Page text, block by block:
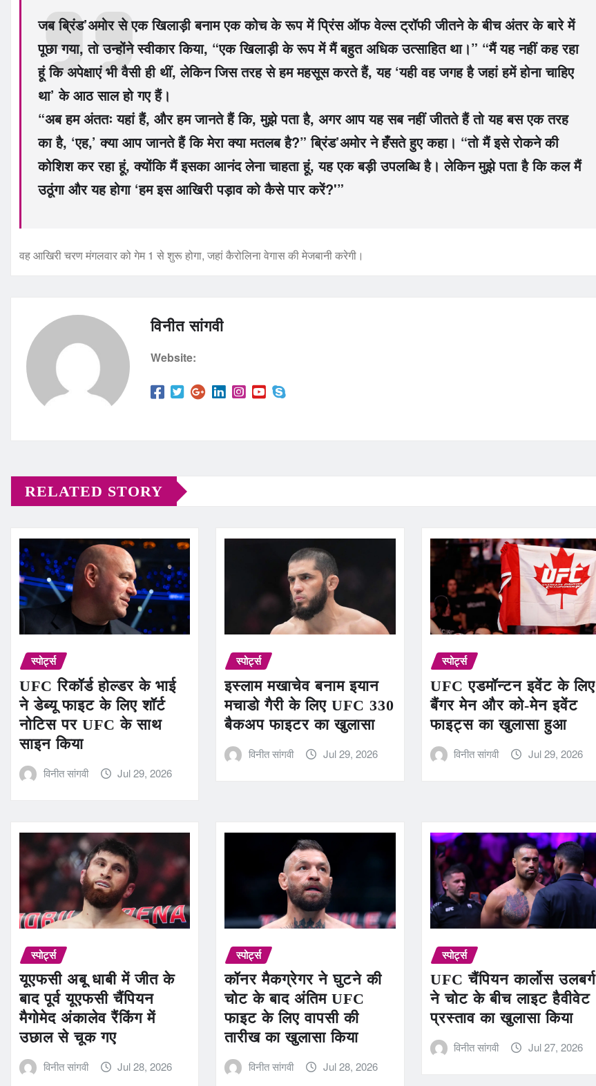
जब ब्रिंड’अमोर से एक खिलाड़ी बनाम एक कोच के रूप में प्रिंस ऑफ वेल्स ट्रॉफी जीतने के बीच अंतर के बारे में
पूछा गया, तो उन्होंने स्वीकार किया, “एक खिलाड़ी के रूप में मैं बहुत अधिक उत्साहित था।” “मैं यह नहीं कह रहा
हूं कि अपेक्षाएं भी वैसी ही थीं, लेकिन जिस तरह से हम महसूस करते हैं, यह ‘यही वह जगह है जहां हमें होना चाहिए
था’ के आठ साल हो गए हैं।
“अब हम अंततः यहां हैं, और हम जानते हैं कि, मुझे पता है, अगर आप यह सब नहीं जीतते हैं तो यह बस एक तरह
का है, ‘एह,’ क्या आप जानते हैं कि मेरा क्या मतलब है?” ब्रिंड’अमोर ने हँसते हुए कहा। “तो मैं इसे रोकने की
कोशिश कर रहा हूं, क्योंकि मैं इसका आनंद लेना चाहता हूं, यह एक बड़ी उपलब्धि है। लेकिन मुझे पता है कि कल मैं
उठूंगा और यह होगा ‘हम इस आखिरी पड़ाव को कैसे पार करें?'”
वह आखिरी चरण मंगलवार को गेम 1 से शुरू होगा, जहां कैरोलिना वेगास की मेजबानी करेगी।
विनीत सांगवी
Website:
RELATED STORY
स्पोर्ट्स
UFC रिकॉर्ड होल्डर के भाई
ने डेब्यू फाइट के लिए शॉर्ट
नोटिस पर UFC के साथ
साइन किया
विनीत सांगवी Jul 29, 2026
स्पोर्ट्स
इस्लाम मखाचेव बनाम इयान
मचाडो गैरी के लिए UFC 330
बैकअप फाइटर का खुलासा
विनीत सांगवी Jul 29, 2026
स्पोर्ट्स
UFC एडमॉन्टन इवेंट के लिए
बैंगर मेन और को-मेन इवेंट
फाइट्स का खुलासा हुआ
विनीत सांगवी Jul 29, 2026
स्पोर्ट्स
यूएफसी अबू धाबी में जीत के
बाद पूर्व यूएफसी चैंपियन
मैगोमेद अंकालेव रैंकिंग में
उछाल से चूक गए
विनीत सांगवी Jul 28, 2026
स्पोर्ट्स
कॉनर मैकग्रेगर ने घुटने की
चोट के बाद अंतिम UFC
फाइट के लिए वापसी की
तारीख का खुलासा किया
विनीत सांगवी Jul 28, 2026
स्पोर्ट्स
UFC चैंपियन कार्लोस उलबर्ग
ने चोट के बीच लाइट हैवीवेट
प्रस्ताव का खुलासा किया
विनीत सांगवी Jul 27, 2026